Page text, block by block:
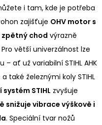
i tam, kde je potřeba
zajišťuje OHV motor s
zpětný chod výrazně
větší univerzálnost lze
ať už variabilní STIHL AHK
a také železnými koly STIHL
STIHL zvyšuje
snižuje vibrace výškově i
. Speciální tvar nožů